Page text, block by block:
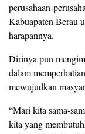
perusahaan-
Kabuapaten Berau
harapannya.
Dirinya pun
dalam
mewujudkan
“Mari kita sama-
kita yang